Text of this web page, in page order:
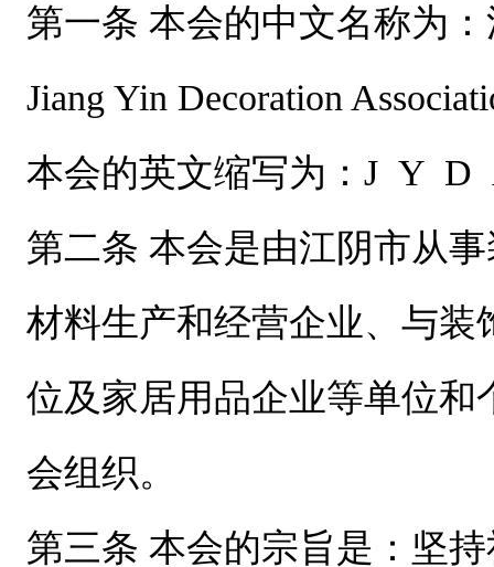
第一条 本会的中文名称为
Jiang Yin Decoration
本会的英文缩写为：J Y D
第二条 本会是由江阴市从
材料生产和经营企业、与
位及家居用品企业等单位
会组织。
第三条 本会的宗旨是：坚